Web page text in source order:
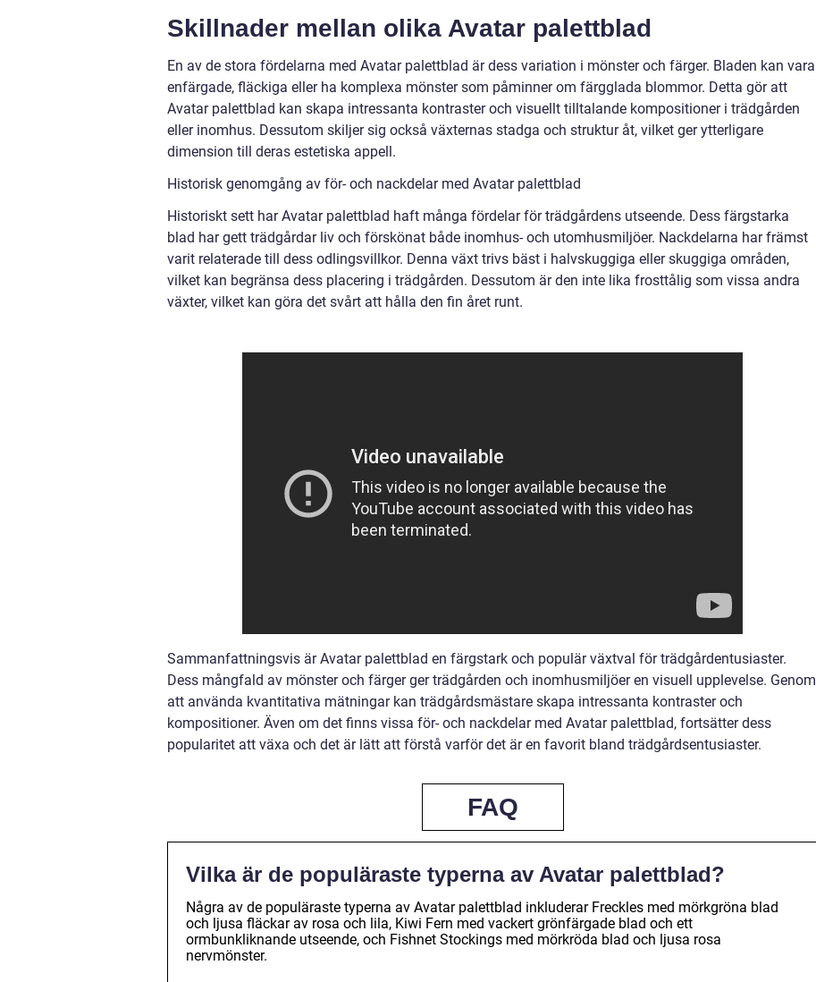
Skillnader mellan olika Avatar palettblad
En av de stora fördelarna med Avatar palettblad är dess variation i mönster och färger. Bladen kan vara
enfärgade, fläckiga eller ha komplexa mönster som påminner om färgglada blommor. Detta gör att
Avatar palettblad kan skapa intressanta kontraster och visuellt tilltalande kompositioner i trädgården
eller inomhus. Dessutom skiljer sig också växternas stadga och struktur åt, vilket ger ytterligare
dimension till deras estetiska appell.
Historisk genomgång av för- och nackdelar med Avatar palettblad
Historiskt sett har Avatar palettblad haft många fördelar för trädgårdens utseende. Dess färgstarka
blad har gett trädgårdar liv och förskönat både inomhus- och utomhusmiljöer. Nackdelarna har främst
varit relaterade till dess odlingsvillkor. Denna växt trivs bäst i halvskuggiga eller skuggiga områden,
vilket kan begränsa dess placering i trädgården. Dessutom är den inte lika frosttålig som vissa andra
växter, vilket kan göra det svårt att hålla den fin året runt.
Sammanfattningsvis är Avatar palettblad en färgstark och populär växtval för trädgårdentusiaster.
Dess mångfald av mönster och färger ger trädgården och inomhusmiljöer en visuell upplevelse. Genom
att använda kvantitativa mätningar kan trädgårdsmästare skapa intressanta kontraster och
kompositioner. Även om det finns vissa för- och nackdelar med Avatar palettblad, fortsätter dess
popularitet att växa och det är lätt att förstå varför det är en favorit bland trädgårdsentusiaster.
FAQ
Vilka är de populäraste typerna av Avatar palettblad?
Några av de populäraste typerna av Avatar palettblad inkluderar Freckles med mörkgröna blad
och ljusa fläckar av rosa och lila, Kiwi Fern med vackert grönfärgade blad och ett
ormbunkliknande utseende, och Fishnet Stockings med mörkröda blad och ljusa rosa
nervmönster.